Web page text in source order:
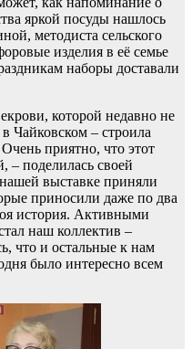
яркой посуды нашлось
методиста сельского
изделия в её семье
наборы доставали
которой недавно не
Чайковском – строила
приятно, что этот
– поделилась своей
выставке приняли
приносили даже по два
история. Активными
наш коллектив –
что и остальные к нам
было интересно всем